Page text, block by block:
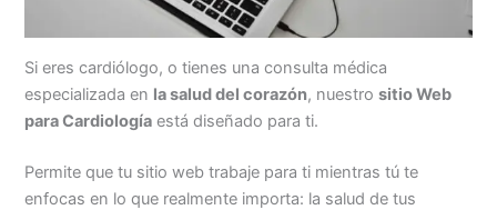
Si eres cardiólogo, o tienes una consulta médica
especializada en la salud del corazón, nuestrositio Web
para Cardiología está diseñado para ti.
Permite que tu sitio web trabaje para ti mientras tú te
enfocas en lo que realmente importa: la salud de tus